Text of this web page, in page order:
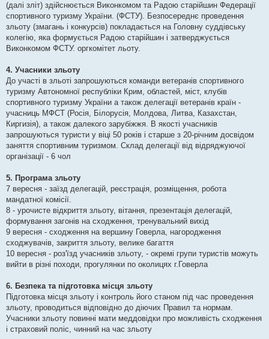
(далі зліт) здійснюється Виконкомом та Радою старійшин Федерації
спортивного туризму України. (ФСТУ). Безпосереднє проведення
зльоту (змагань і конкурсів) покладається на Головну суддівську
колегію, яка формується Радою старійшин і затверджується
Виконкомом ФСТУ. оргкомітет льоту.
4. Учасники зльоту
До участі в зльоті запрошуються команди ветеранів спортивного
туризму Автономної республіки Крим, областей, міст, клубів
спортивного туризму України а також делегації ветеранів країн -
учасниць МФСТ (Росія, Білорусія, Молдова, Литва, Казахстан,
Киргизія), а також далекого зарубіжжя. В якості учасників
запрошуються туристи у віці 50 років і старше з 20-річним досвідом
заняття спортивним туризмом. Склад делегації від відряджуючої
організації - 6 чол
5. Програма зльоту
7 вересня - заїзд делегацій, реєстрація, розміщення, робота
мандатної комісії.
8 - урочисте відкриття зльоту, вітання, презентація делегацій,
формування загонів на сходження, тренувальний вихід
9 вересня - сходження на вершину Говерла, нагородження
сходжувачів, закриття зльоту, велике багаття
10 вересня - роз'їзд учасників зльоту, - окремі групи туристів можуть
вийти в різні походи, прогулянки по околицях г.Говерла
6. Безпека та підготовка місця зльоту
Підготовка місця зльоту і контроль його станом під час проведення
зльоту, проводиться відповідно до діючих Правил та нормам.
Учасники зльоту повинні мати меддовідки про можливість сходження
і страховий поліс, чинний на час зльоту